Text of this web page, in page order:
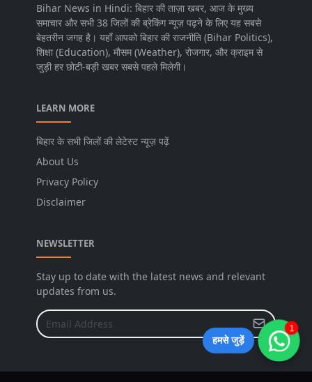
Bihar News in Hindi: बिहार की ताज़ा खबर, आज के मुख्य
समाचार और सभी 38 जिलों की ब्रेकिंग न्यूज़ पढ़ने के लिए यह सबसे
बेहतरीन जगह है। यहाँ आपको बिहार की राजनीति (Bihar Politics),
शिक्षा (Education), मौसम (Weather), रोजगार, और क्राइम से
जुड़ी हर छोटी-बड़ी खबर सबसे पहले मिलेगी।
LEARN MORE
बिहार के सभी जिलों की लेटेस्ट न्यूज़ पढ़ें
About Us
Privacy Policy
Disclaimer
NEWSLETTER
Stay up to date with the latest news and relevant
updates from us.
हमसे जुड़ें
1